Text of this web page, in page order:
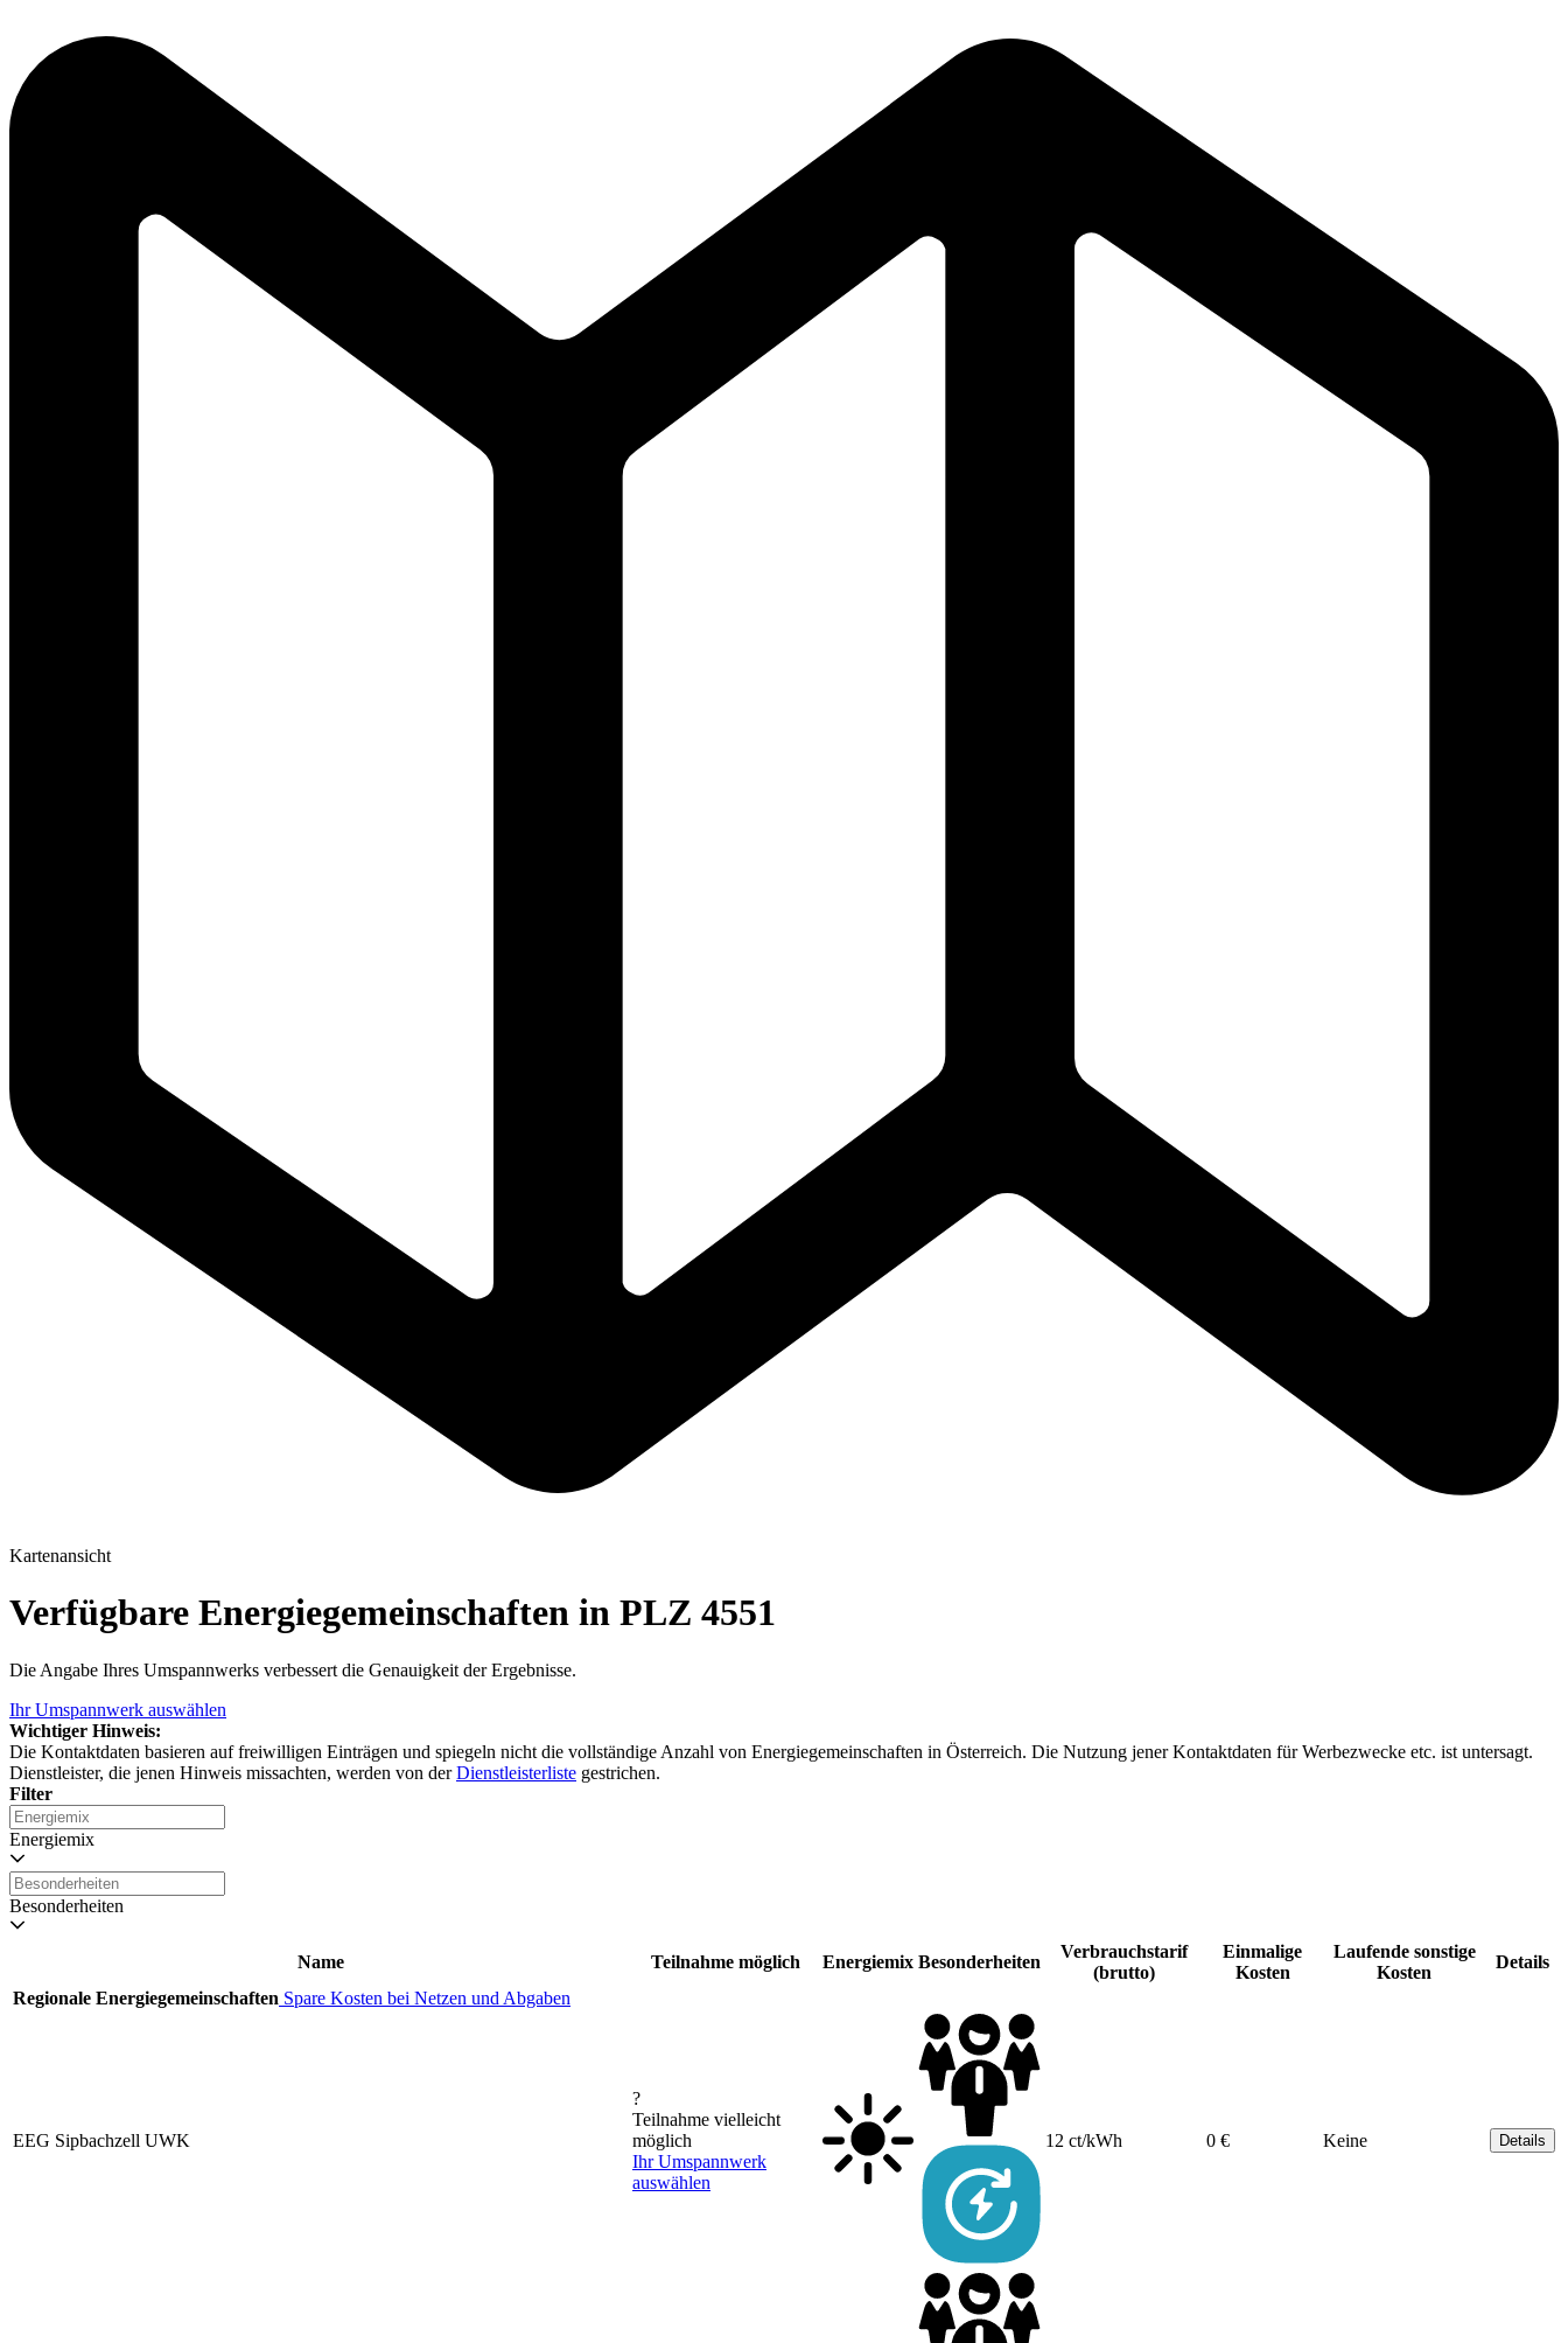
Kartenansicht
Verfügbare Energiegemeinschaften in PLZ 4551
Die Angabe Ihres Umspannwerks verbessert die Genauigkeit der Ergebnisse.
Ihr Umspannwerk auswählen
Wichtiger Hinweis:
Die Kontaktdaten basieren auf freiwilligen Einträgen und spiegeln nicht die vollständige Anzahl von Energiegemeinschaften in Österreich. Die Nutzung jener Kontaktdaten für Werbezwecke etc. ist untersagt.
Dienstleister, die jenen Hinweis missachten, werden von derDienstleisterliste gestrichen.
Filter
Energiemix
Besonderheiten
Name Teilnahme möglich Energiemix Besonderheiten
Verbrauchstarif
(brutto)
Einmalige
Kosten
Laufende sonstige
Kosten
Details
Regionale Energiegemeinschaften Spare Kosten bei Netzen und Abgaben
EEG Sipbachzell UWK
?
Teilnahme vielleicht
möglich
Ihr Umspannwerk
auswählen
12 ct/kWh 0 € Keine Details